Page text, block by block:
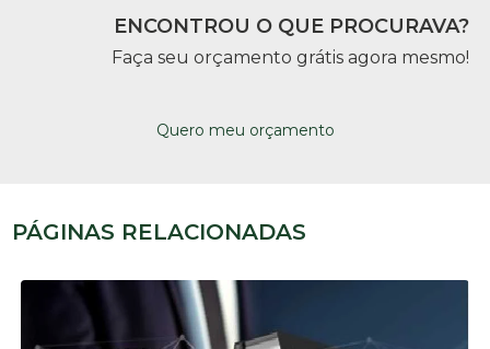
ENCONTROU O QUE PROCURAVA?
Faça seu orçamento grátis agora mesmo!
Quero meu orçamento
PÁGINAS RELACIONADAS